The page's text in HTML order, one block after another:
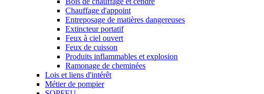
Chauffage d'appoint
Entreposage de matières dangereuses
Extincteur portatif
Feux à ciel ouvert
Feux de cuisson
Produits inflammables et explosion
Ramonage de cheminées
Lois et liens d'intérêt
Métier de pompier